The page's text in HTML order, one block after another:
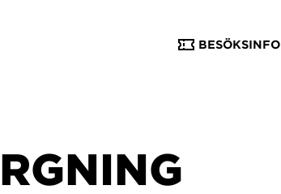
BESÖKSINFO